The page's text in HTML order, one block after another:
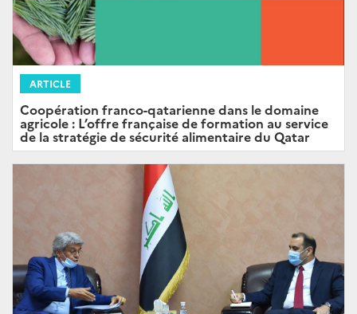
ARTICLE
Coopération franco-qatarienne dans le domaine
agricole : L’offre française de formation au service
de la stratégie de sécurité alimentaire du Qatar